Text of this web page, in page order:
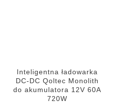
Inteligentna ładowarka
DC-DC Qoltec Monolith
do akumulatora 12V 60A
720W